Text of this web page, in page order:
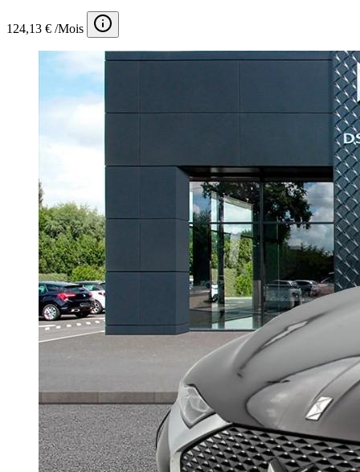
124,13 € /Mois